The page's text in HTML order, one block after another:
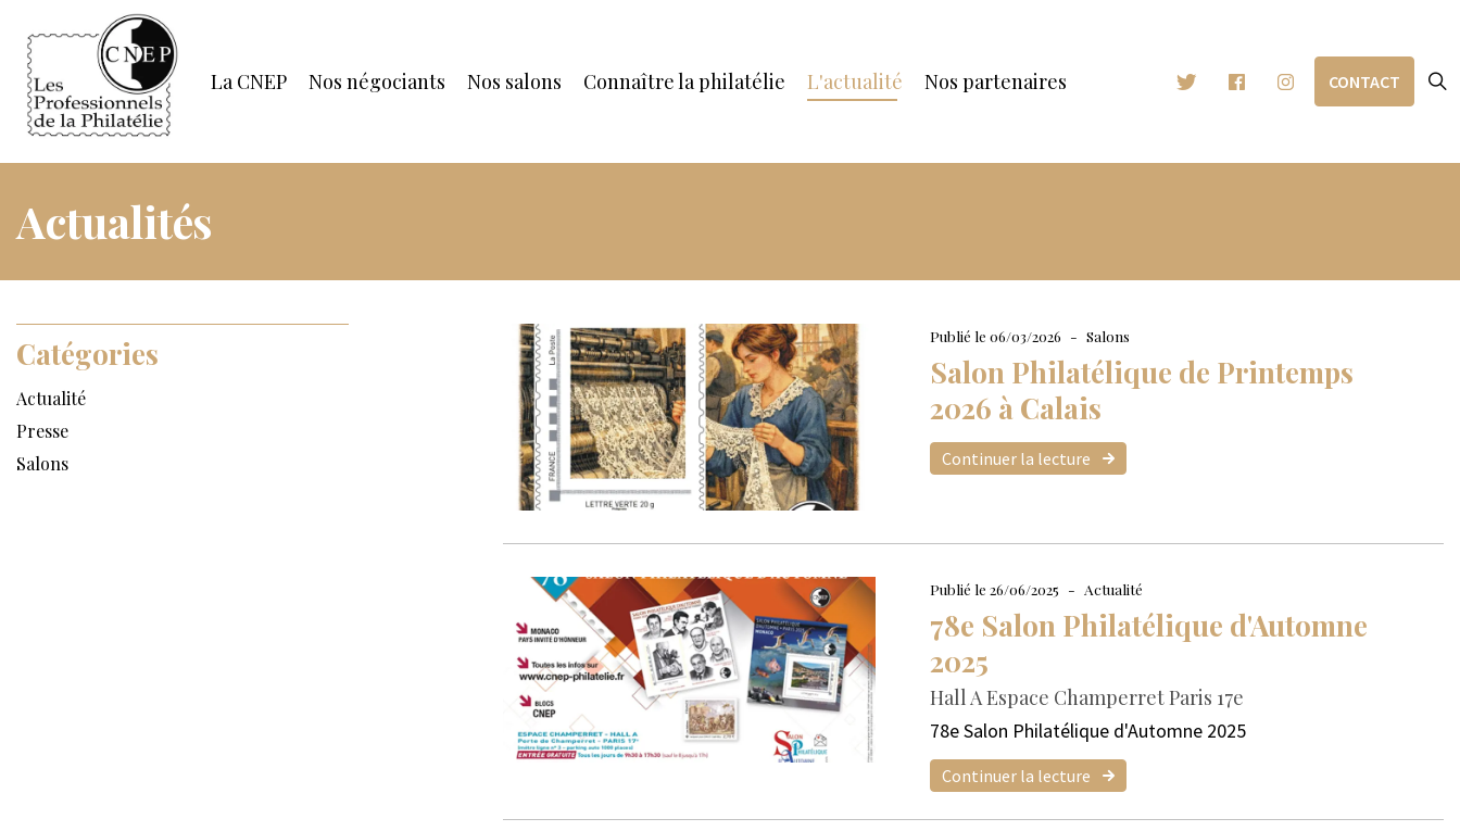
La CNEP Nos négociants Nos salons Connaître la philatélie L'actualité Nos partenaires CONTACT
Actualités
Publié le 06/03/2026 Salons
Salon Philatélique de Printemps
2026 à Calais
Continuer la lecture
Publié le 26/06/2025 Actualité
78e Salon Philatélique d'Automne
2025
Hall A Espace Champerret Paris 17e
78e Salon Philatélique d'Automne 2025
Continuer la lecture
Catégories
Actualité
Presse
Salons